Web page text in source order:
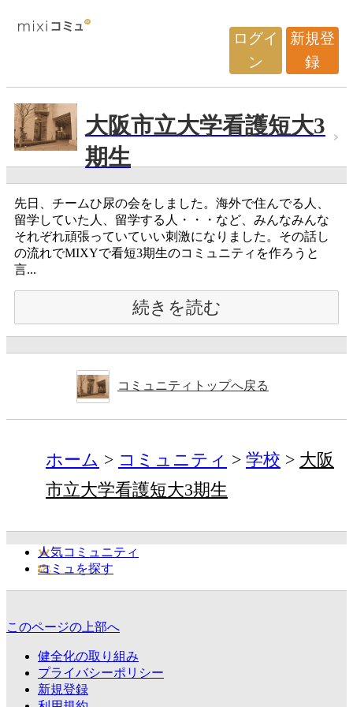
ログイ
ン
新規登
録
大阪市立大学看護短大3
期生
先日、チームひ尿の会をしました。海外で住んでる人、
留学していた人、留学する人・・・など、みんなみんな
それぞれ頑張っていていい刺激になりました。その話し
の流れでMIXYで看短3期生のコミュニティを作ろうと
言...
続きを読む
コミュニティトップへ戻る
ホーム コミュニティ 学校
大阪
市立大学看護短大3期生
人気コミュニティ
コミュを探す
このページの上部へ
健全化の取り組み
プライバシーポリシー
新規登録